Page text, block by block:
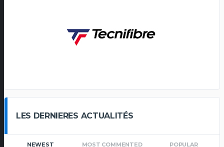
LES DERNIERES ACTUALITÉS
NEWEST MOST COMMENTED POPULAR